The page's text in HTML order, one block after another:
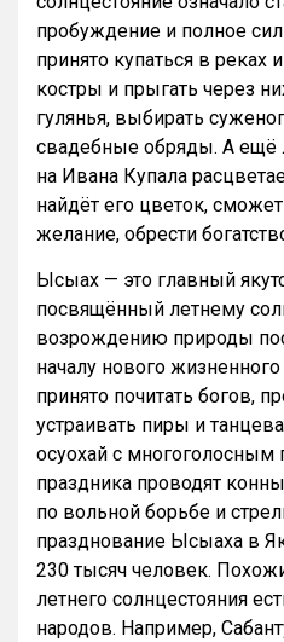
пробуждение и полное
принято купаться в реках
костры и прыгать через
гулянья, выбирать
свадебные обряды. А ещё
на Ивана Купала
найдёт его цветок,
желание, обрести
Ысыах — это главный
посвящённый летнему
возрождению природы
началу нового
принято почитать богов,
устраивать пиры и
осуохай с многоголосным
праздника проводят
по вольной борьбе и
празднование Ысыаха в
230 тысяч человек.
летнего солнцестояния
народов. Например,